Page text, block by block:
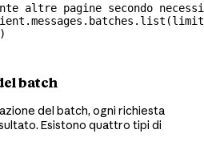
altre pagine secondo
limit
batch
del batch, ogni richiesta
Esistono quattro tipi di